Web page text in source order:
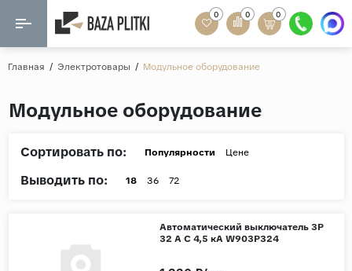
Назад
60x120
57x57
0 0 0
Главная / Электротовары / Модульное оборудование
Модульное оборудование
Сортировать по: Популярности Цене
Выводить по: 18 36 72
Автоматический выключатель 3P
32 A C 4,5 кА W903P324